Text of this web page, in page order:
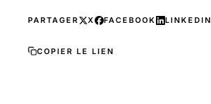
PARTAGER X FACEBOOK LINKEDIN
COPIER LE LIEN